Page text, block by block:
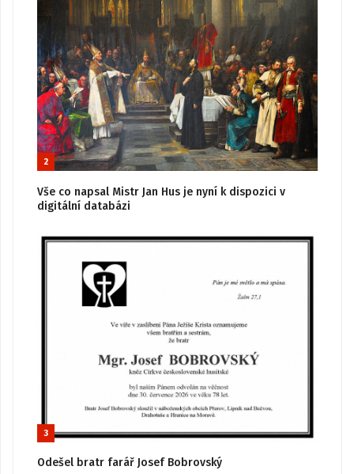
2
Vše co napsal Mistr Jan Hus je nyní k dispozici v
digitální databázi
3
Odešel bratr farář Josef Bobrovský